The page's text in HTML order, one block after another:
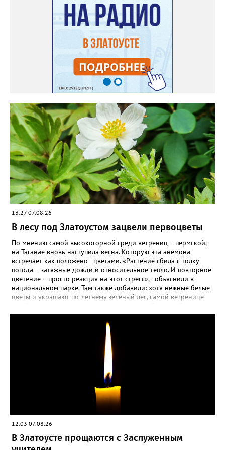
месяца, а место посадки - мульчировать мелкой корой. Семена
самосевом в ней отлично прорастают. Если иногда срезать
сухие цветы и стряхивать семена вокруг куртины, лаванда
весной прорастет сама. Ещё один секрет – этот символ
Прованса не любит «вкусную» почву. Добавляйте в посадочную
яму гравий и песок – требуется хороший дренаж. В первый год
Екатерина рекомендует цветы убирать, чтобы силы куста
пошли на наращивание корневой системы. А со второго года
пусть лаванда цветёт во всю силу! Фото: Екатерина Бойко,
специально для «Златоуст.инфо». Обсуждение новости здесь
ВКОНТАКТЕ https://vk.com/newszlatoust74
13:27 07.08.26
В лесу под Златоустом зацвели первоцветы
По мнению самой высокогорной среди ветрениц – пермской,
на Таганае вновь наступила весна. Которую эта анемона
встречает как положено - цветами. «Растение сбила с толку
погода – затяжные дожди и относительное тепло. И повторное
цветение – просто реакция на этот стресс», - объяснили в
национальном парке. Там также добавили: хотя нежные белые
цветы и украшают по-летнему зелёный лес, самой ветренице
силы перед долгой зимовкой.
12:03 07.08.26
В Златоусте прощаются с Заслуженным